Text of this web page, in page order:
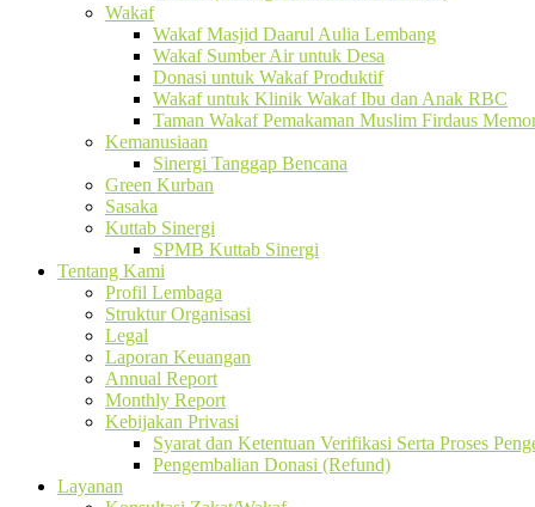
Wakaf
Wakaf Masjid Daarul Aulia Lembang
Wakaf Sumber Air untuk Desa
Donasi untuk Wakaf Produktif
Wakaf untuk Klinik Wakaf Ibu dan Anak RBC
Taman Wakaf Pemakaman Muslim Firdaus
Kemanusiaan
Sinergi Tanggap Bencana
Green Kurban
Sasaka
Kuttab Sinergi
SPMB Kuttab Sinergi
Tentang Kami
Profil Lembaga
Struktur Organisasi
Legal
Laporan Keuangan
Annual Report
Monthly Report
Kebijakan Privasi
Syarat dan Ketentuan Verifikasi Serta Proses
Pengembalian Donasi (Refund)
Layanan